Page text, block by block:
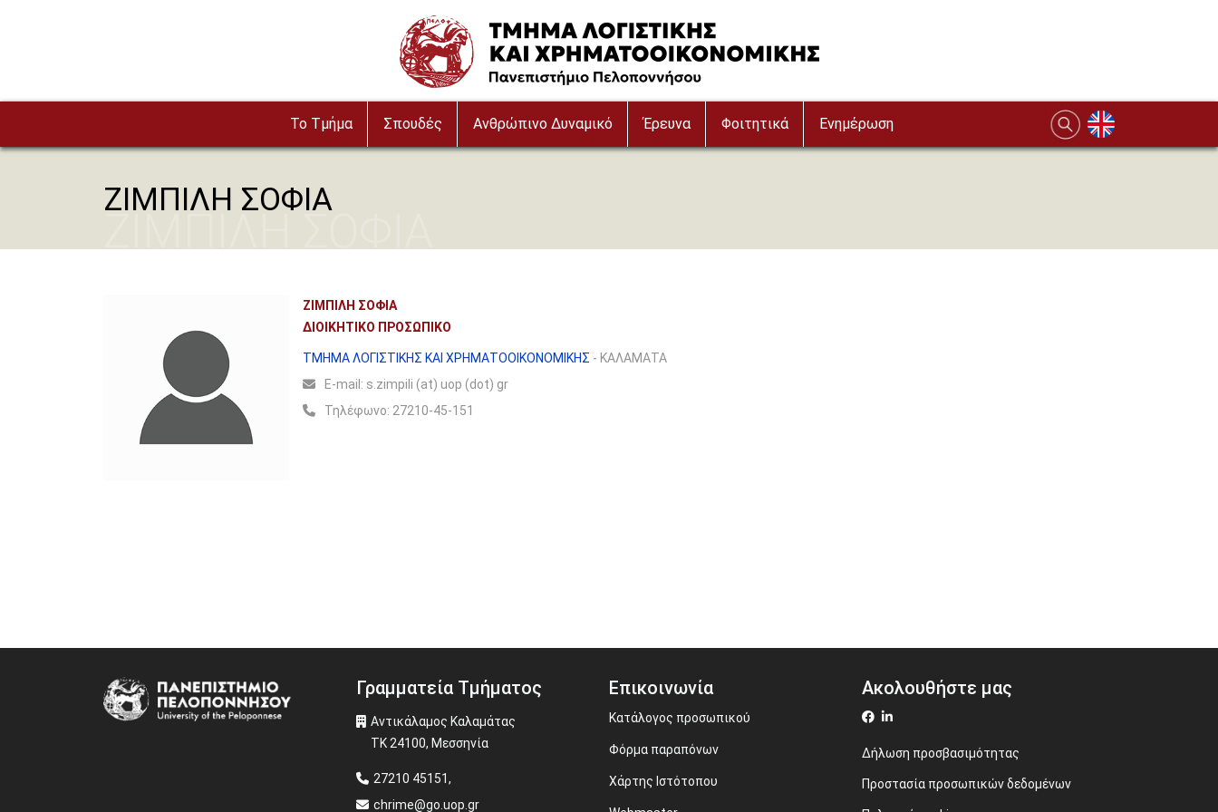
To Τμήμα Σπουδές Ανθρώπινο Δυναμικό Έρευνα Φοιτητικά Ενημέρωση
ΖΙΜΠΙΛΗ ΣΟΦΙΑ
ΖΙΜΠΙΛΗ ΣΟΦΙΑ
ΔΙΟΙΚΗΤΙΚΟ ΠΡΟΣΩΠΙΚΟ
ΤΜΗΜΑ ΛΟΓΙΣΤΙΚΗΣ ΚΑΙ ΧΡΗΜΑΤΟΟΙΚΟΝΟΜΙΚΗΣ - ΚΑΛΑΜΑΤΑ
Ε-mail: s.zimpili (at) uop (dot) gr
Τηλέφωνο: 27210-45-151
Image Γραμματεία Τμήματος
Αντικάλαμος Καλαμάτας
ΤΚ 24100, Μεσσηνία
27210 45151,
chrime@go.uop.gr
Επικοινωνία
Κατάλογος προσωπικού
Φόρμα παραπόνων
Χάρτης Ιστότοπου
Ακολουθήστε μας
Δήλωση προσβασιμότητας
Προστασία προσωπικών δεδομένων